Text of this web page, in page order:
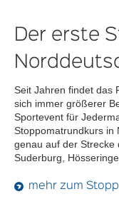
Der erste
Seit Jahren findet das
sich immer größerer
Sportevent für
Stoppomatrundkurs in
genau auf der Strecke
Suderburg,
mehr zum